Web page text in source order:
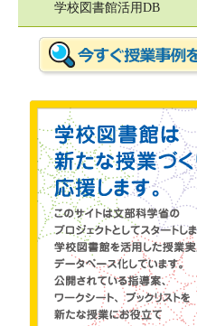
学校図書館活用DB